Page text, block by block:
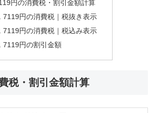
円の消費税・割引金額計算
7119円の消費税｜税抜き表示
7119円の消費税｜税込み表示
7119円の割引金額
税・割引金額計算